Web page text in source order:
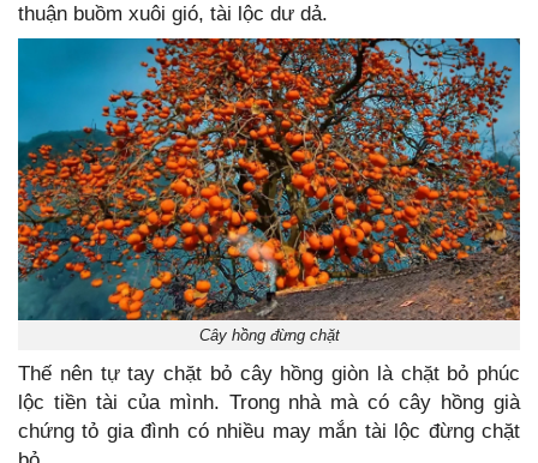
thuận buồm xuôi gió, tài lộc dư dả.
Cây hồng đừng chặt
Thế nên tự tay chặt bỏ cây hồng giòn là chặt bỏ phúc
lộc tiền tài của mình. Trong nhà mà có cây hồng già
chứng tỏ gia đình có nhiều may mắn tài lộc đừng chặt